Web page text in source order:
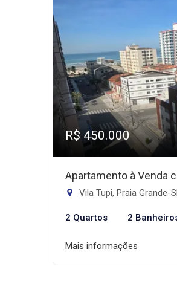
R$ 450.000
Apartamento à Venda
Vila Tupi, Praia Grande-
2 Quartos 2
Mais informações